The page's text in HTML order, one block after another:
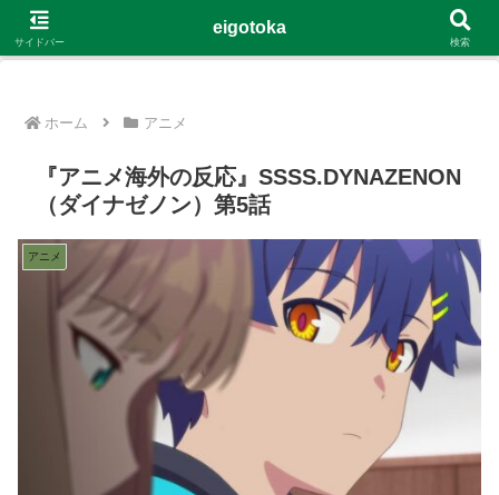
G-4Y8348WE8B
ホーム アニメ
『アニメ海外の反応』SSSS.DYNAZENON
（ダイナゼノン）第5話
アニメ
サイドバー
eigotoka
検索